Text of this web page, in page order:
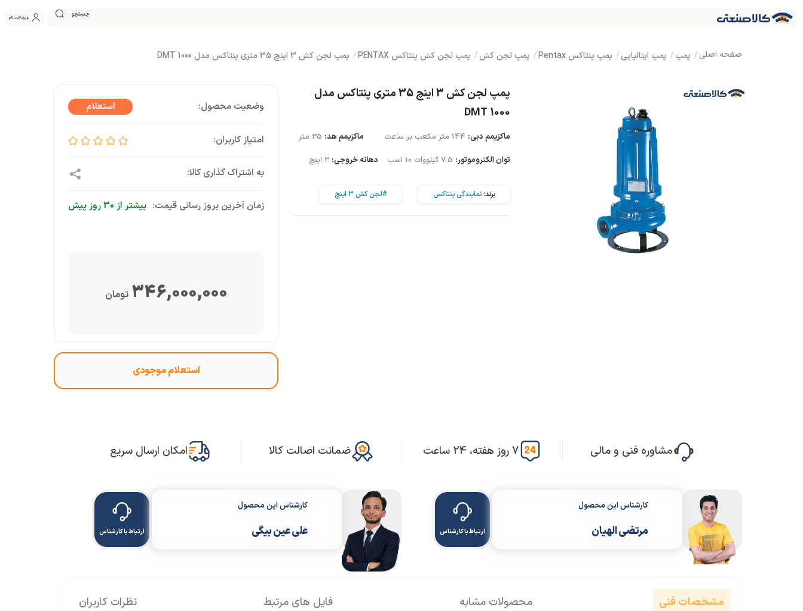
جستجو ورود ثبت نام
پمپ پمپ ایتالیایی پمپ پنتاکس Pentax پمپ لجن کش پمپ لجن کش پنتاکس PENTAX پمپ لجن کش 3 اینچ 35 متری پنتاکس مدل DMT 1000
پمپ لجن کش 3 اینچ 35 متری پنتاکس مدل
DMT 1000
ماکزیمم دبی: ماکزیمم هد:
توان الکتروموتور:
دهانه خروجی:
برند:نمایندگی پنتاکس #لجن کش 3 اینچ
زمان آخرین بروز رسانی قیمت: بیشتر از 30 روز پیش
346,000,000 تومان
مشاوره فنی و مالی 7 روز هفته، 24 ساعت ضمانت اصالت کالا امکان ارسال سریع
کارشناس این محصول
مرتضی الهیان ارتباط با کارشناس
کارشناس این محصول
علی عین بیگی ارتباط با کارشناس
مشخصات فنی محصولات مشابه فایل های مرتبط نظرات کاربران